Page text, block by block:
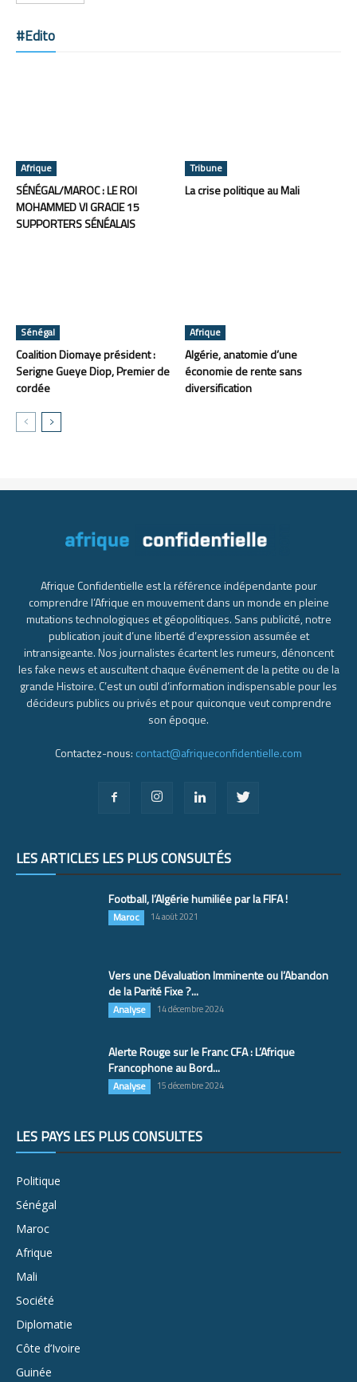
#Edito
Afrique
SÉNÉGAL/MAROC : LE ROI
MOHAMMED VI GRACIE 15
SUPPORTERS SÉNÉALAIS
Tribune
La crise politique au Mali
Sénégal
Coalition Diomaye président :
Serigne Gueye Diop, Premier de
cordée
Afrique
Algérie, anatomie d’une
économie de rente sans
diversification
Afrique Confidentielle est la référence indépendante pour
comprendre l’Afrique en mouvement dans un monde en pleine
mutations technologiques et géopolitiques. Sans publicité, notre
publication jouit d’une liberté d’expression assumée et
intransigeante. Nos journalistes écartent les rumeurs, dénoncent
les fake news et auscultent chaque événement de la petite ou de la
grande Histoire. C’est un outil d’information indispensable pour les
décideurs publics ou privés et pour quiconque veut comprendre
son époque.
Contactez-nous: contact@afriqueconfidentielle.com
LES ARTICLES LES PLUS CONSULTÉS
Football, l’Algérie humiliée par la FIFA !
Maroc 14 août 2021
Vers une Dévaluation Imminente ou l’Abandon
de la Parité Fixe ?...
Analyse 14 décembre 2024
Alerte Rouge sur le Franc CFA : L’Afrique
Francophone au Bord...
Analyse 15 décembre 2024
LES PAYS LES PLUS CONSULTÉS
Politique
Sénégal
Maroc
Afrique
Mali
Société
Diplomatie
Côte d’Ivoire
Guinée